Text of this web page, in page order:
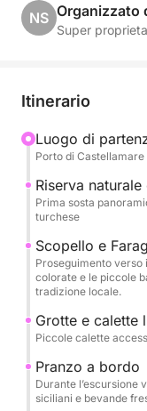
La navigazione si
soste
rinomata per le
Durante
con possibilità di
di relax al sole e
A bordo verrà
tipici siciliani,
per completare
della tradizione
Un’attività ideale
Palermo tra
NS Organizzato
Super
Itinerario
Luogo di
Porto di Castellamare
Riserva
Prima sosta
turchese
Scopello e
Proseguimento
colorate e le piccole
tradizione locale.
Grotte e calette
Piccole calette
Pranzo a bordo
Durante l’escursione
siciliani e bevande